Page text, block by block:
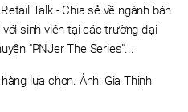
Talk - Chia sẻ về ngành bán
sinh viên tại các trường đại
"PNJer The Series"...
lựa chọn. Ảnh: Gia Thịnh